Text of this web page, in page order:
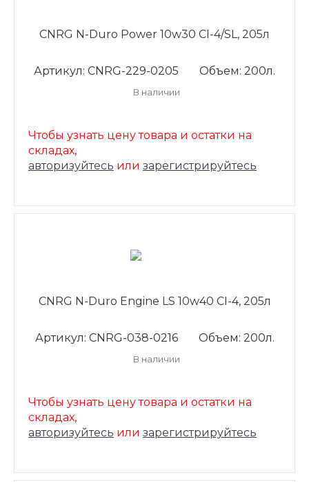
CNRG N-Duro Power 10w30 CI-4/SL, 205л
Артикул: CNRG-229-0205 Объем: 200л.
В наличии
Чтобы узнать цену товара и остатки на
складах,
авторизуйтесь или зарегистрируйтесь
CNRG N-Duro Engine LS 10w40 CI-4, 205л
Артикул: CNRG-038-0216 Объем: 200л.
В наличии
Чтобы узнать цену товара и остатки на
складах,
авторизуйтесь или зарегистрируйтесь